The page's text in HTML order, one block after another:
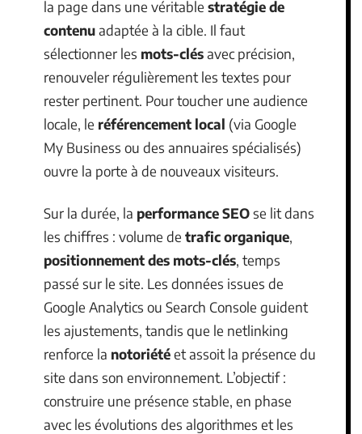
la page dans une véritable stratégie de
contenuadaptée à la cible. Il faut
sélectionner les mots-clésavec précision,
renouveler régulièrement les textes pour
rester pertinent. Pour toucher une audience
locale, le référencement local (via Google
My Business ou des annuaires spécialisés)
ouvre la porte à de nouveaux visiteurs.
Sur la durée, la performance SEOse lit dans
les chiffres : volume de trafic organique,
positionnement des mots-clés, temps
passé sur le site. Les données issues de
Google Analytics ou Search Console guident
les ajustements, tandis que le netlinking
renforce la notoriétéet assoit la présence du
site dans son environnement. L’objectif :
construire une présence stable, en phase
avec les évolutions des algorithmes et les